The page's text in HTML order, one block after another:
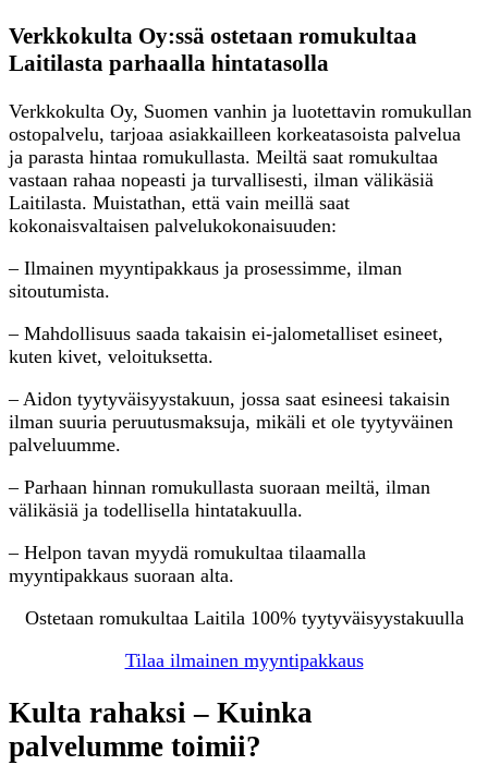
Verkkokulta Oy:ssä ostetaan romukultaa
Laitilasta parhaalla hintatasolla
Verkkokulta Oy, Suomen vanhin ja luotettavin romukullan
ostopalvelu, tarjoaa asiakkailleen korkeatasoista palvelua
ja parasta hintaa romukullasta. Meiltä saat romukultaa
vastaan rahaa nopeasti ja turvallisesti, ilman välikäsiä
Laitilasta. Muistathan, että vain meillä saat
kokonaisvaltaisen palvelukokonaisuuden:
– Ilmainen myyntipakkaus ja prosessimme, ilman
sitoutumista.
– Mahdollisuus saada takaisin ei-jalometalliset esineet,
kuten kivet, veloituksetta.
– Aidon tyytyväisyystakuun, jossa saat esineesi takaisin
ilman suuria peruutusmaksuja, mikäli et ole tyytyväinen
palveluumme.
– Parhaan hinnan romukullasta suoraan meiltä, ilman
välikäsiä ja todellisella hintatakuulla.
– Helpon tavan myydä romukultaa tilaamalla
myyntipakkaus suoraan alta.
Ostetaan romukultaa Laitila 100% tyytyväisyystakuulla
Tilaa ilmainen myyntipakkaus
Kulta rahaksi – Kuinka
palvelumme toimii?